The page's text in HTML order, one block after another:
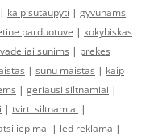
| kaip sutaupyti | gyvunams
parduotuve | kokybiskas
sunims | prekes
| sunu maistas | kaip
| geriausi siltnamiai |
| tvirti siltnamiai |
| led reklama |